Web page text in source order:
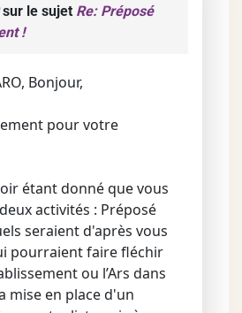
sur le sujet Re: Préposé
!
Bonjour,
pour votre
étant donné que vous
activités : Préposé
seraient d'après vous
pourraient faire fléchir
ou l’Ars dans
mise en place d'un